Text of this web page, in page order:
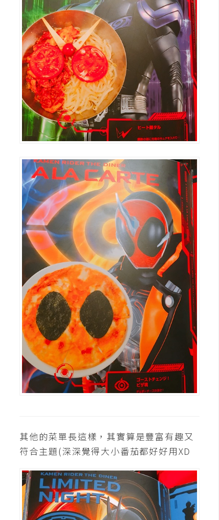
其他的菜單長這樣，其實算是豐富有趣又
符合主題(深深覺得大小番茄都好好用XD